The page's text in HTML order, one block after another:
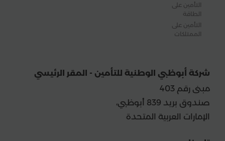
التأمين على
الطاقة
التأمين على
الممتلكات
شركة أبوظبي الوطنية للتأمين - المقر الرئيسي
مبنى رقم 403
صندوق بريد 839 أبوظبي،
الإمارات العربية المتحدة